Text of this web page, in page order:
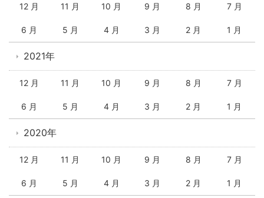
12 月 11 月 10 月 9 月 8 月 7 月
6 月 5 月 4 月 3 月 2 月 1 月
2021年
12 月 11 月 10 月 9 月 8 月 7 月
6 月 5 月 4 月 3 月 2 月 1 月
2020年
12 月 11 月 10 月 9 月 8 月 7 月
6 月 5 月 4 月 3 月 2 月 1 月